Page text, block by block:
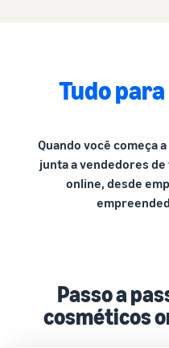
Tudo para
Quando você começa
junta a vendedores
online, desde
Passo a
cosméticos